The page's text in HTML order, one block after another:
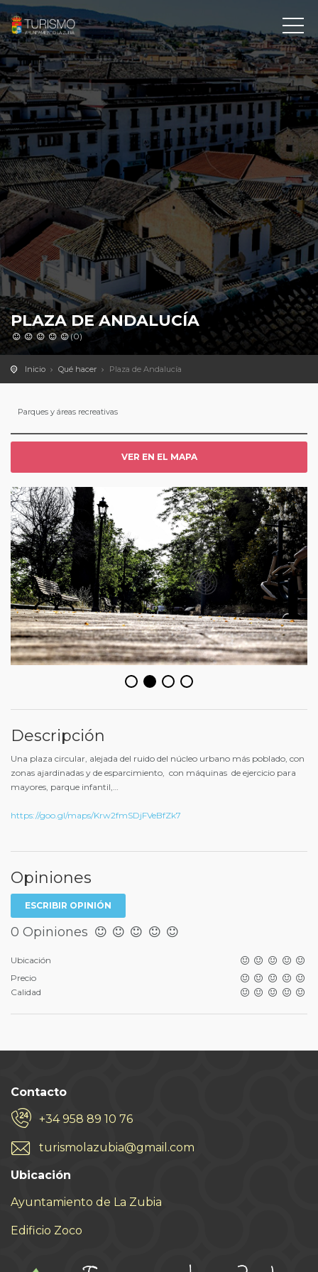
PLAZA DE ANDALUCÍA
(0)
Inicio Qué hacer Plaza de Andalucía
Parques y áreas recreativas
VER EN EL MAPA
Descripción
Una plaza circular, alejada del ruido del núcleo urbano más poblado, con
zonas ajardinadas y de esparcimiento, con máquinas de ejercicio para
mayores, parque infantil,…
https://goo.gl/maps/Krw2fmSDjFVeBfZk7
Opiniones
ESCRIBIR OPINIÓN
0 Opiniones
Ubicación
Precio
Calidad
Contacto
+34 958 89 10 76
turismolazubia@gmail.com
Ubicación
Ayuntamiento de La Zubia
Edificio Zoco